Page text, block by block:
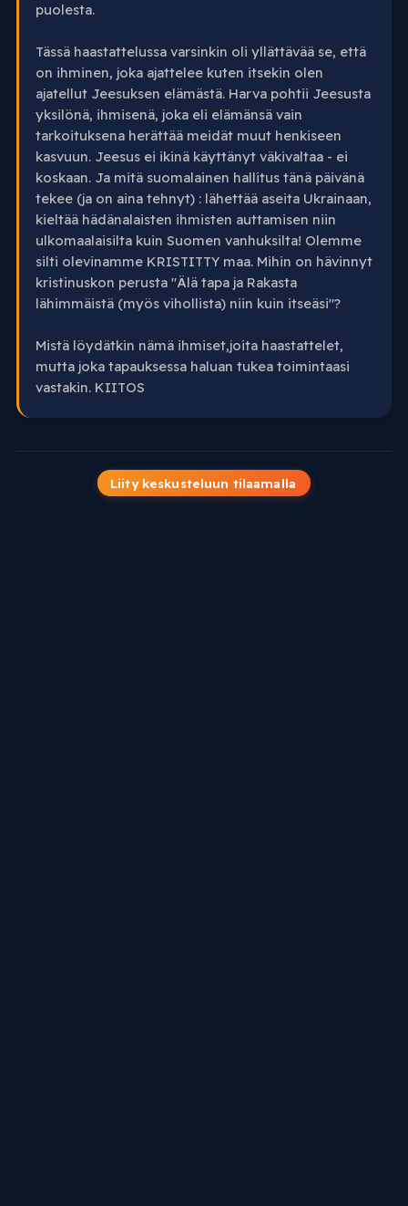
puolesta.
Tässä haastattelussa varsinkin oli yllättävää se, että
on ihminen, joka ajattelee kuten itsekin olen
ajatellut Jeesuksen elämästä. Harva pohtii Jeesusta
yksilönä, ihmisenä, joka eli elämänsä vain
tarkoituksena herättää meidät muut henkiseen
kasvuun. Jeesus ei ikinä käyttänyt väkivaltaa - ei
koskaan. Ja mitä suomalainen hallitus tänä päivänä
tekee (ja on aina tehnyt) : lähettää aseita Ukrainaan,
kieltää hädänalaisten ihmisten auttamisen niin
ulkomaalaisilta kuin Suomen vanhuksilta! Olemme
silti olevinamme KRISTITTY maa. Mihin on hävinnyt
kristinuskon perusta "Älä tapa ja Rakasta
lähimmäistä (myös vihollista) niin kuin itseäsi"?
Mistä löydätkin nämä ihmiset,joita haastattelet,
mutta joka tapauksessa haluan tukea toimintaasi
vastakin. KIITOS
Liity keskusteluun tilaamalla